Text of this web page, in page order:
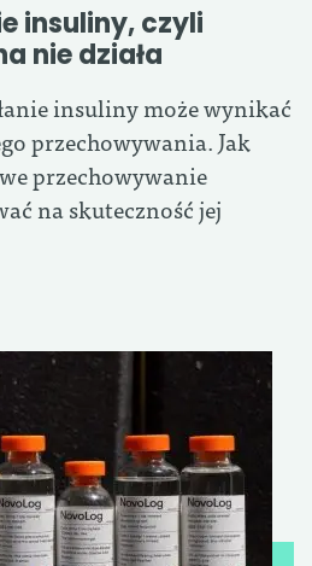
insuliny, czyli
nie działa
insuliny może wynikać
przechowywania. Jak
przechowywanie
na skuteczność jej